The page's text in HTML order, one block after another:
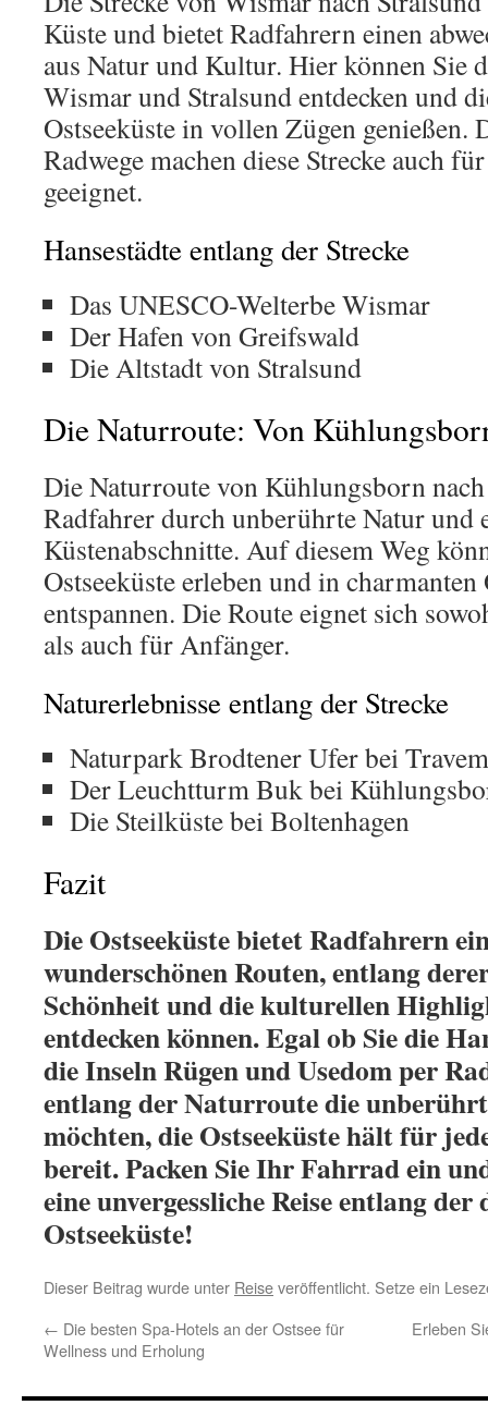
Küste und bietet Radfahrern einen
aus Natur und Kultur. Hier können Sie
Wismar und Stralsund entdecken und
Ostseeküste in vollen Zügen genießen.
Radwege machen diese Strecke auch
geeignet.
Hansestädte entlang der Strecke
Das UNESCO-Welterbe Wismar
Der Hafen von Greifswald
Die Altstadt von Stralsund
Die Naturroute: Von
Die Naturroute von Kühlungsborn
Radfahrer durch unberührte Natur und
Küstenabschnitte. Auf diesem Weg
Ostseeküste erleben und in charmanten
entspannen. Die Route eignet sich
als auch für Anfänger.
Naturerlebnisse entlang der Strecke
Naturpark Brodtener Ufer bei
Der Leuchtturm Buk bei
Die Steilküste bei Boltenhagen
Fazit
Die Ostseeküste bietet Radfahrern
wunderschönen Routen, entlang
Schönheit und die kulturellen
entdecken können. Egal ob Sie die
die Inseln Rügen und Usedom per
entlang der Naturroute die
möchten, die Ostseeküste hält für
bereit. Packen Sie Ihr Fahrrad ein
eine unvergessliche Reise entlang der
Ostseeküste!
Dieser Beitrag wurde unter Reiseveröffentlicht. Setze ein
← Die besten Spa-Hotels an der Ostsee für
Wellness und Erholung
Erleben